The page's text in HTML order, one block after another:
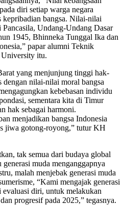
diri setiap warga negara
kepribadian bangsa. Nilai-nilai
Pancasila, Undang-Undang Dasar
1945, Bhinneka Tunggal Ika dan
papar alumni Teknik
University itu.
yang menjunjung tinggi hak-
nilai-nilai moral bangsa
kebebasan individu
sementara kita di Timur
hak sebagai harmoni.
menjadikan bangsa Indonesia
jiwa gotong-royong,” tutur KH
tak semua dari budaya global
muda menganggapnya
malah menjebak generasi muda
“Kami mengajak generasi
evaluasi diri, untuk melakukan
progresif pada 2025,” tegasnya.